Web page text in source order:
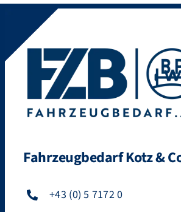
Fahrzeugbedarf Kotz &
+43 (0) 5 7172 0